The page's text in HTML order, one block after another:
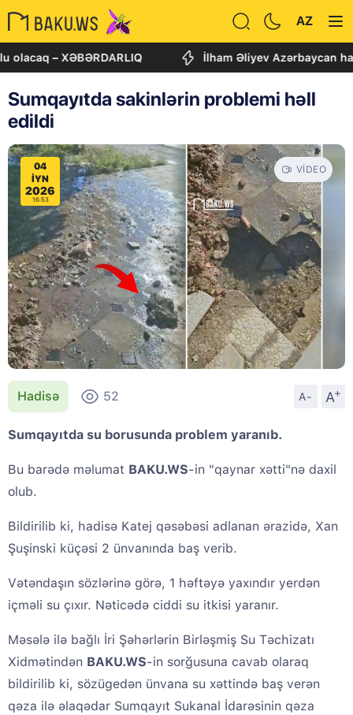
AZ
– XƏBƏRDARLIQ İlham Əliyev Azərbaycan
Sumqayıtda sakinlərin problemi həll
edildi
04
IYN
2026
16:53
VIDEO
Hadisə 52 A- A
+
Sumqayıtda su borusunda problem yaranıb.
Bu barədə məlumat BAKU.WS-in "qaynar xətti"nə daxil
olub.
Bildirilib ki, hadisə Katej qəsəbəsi adlanan ərazidə, Xan
Şuşinski küçəsi 2 ünvanında baş verib.
Vətəndaşın sözlərinə görə, 1 həftəyə yaxındır yerdən
içməli su çıxır. Nəticədə ciddi su itkisi yaranır.
Məsələ ilə bağlı İri Şəhərlərin Birləşmiş Su Təchizatı
Xidmətindən BAKU.WS-in sorğusuna cavab olaraq
bildirilib ki, sözügedən ünvana su xəttində baş verən
qəza ilə əlaqədar Sumqayıt Sukanal İdarəsinin qəza